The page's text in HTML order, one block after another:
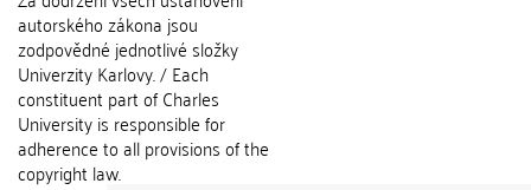
autorského zákona jsou
zodpovědné jednotlivé složky
Univerzity Karlovy. / Each
constituent part of Charles
University is responsible for
adherence to all provisions of the
copyright law.